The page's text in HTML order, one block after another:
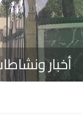
أخبار ونشاطات